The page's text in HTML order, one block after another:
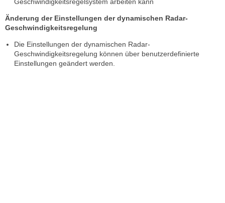
Änderung der Einstellungen der dynamischen Radar-
Geschwindigkeitsregelung
Die Einstellungen der dynamischen Radar-
Geschwindigkeitsregelung können über benutzerdefinierte
Einstellungen geändert werden.